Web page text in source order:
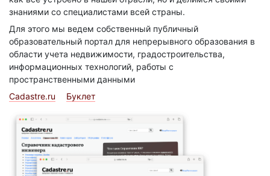
знаниями со специалистами всей страны.
Для этого мы ведем собственный публичный
образовательный портал для непрерывного образования в
области учета недвижимости, градостроительства,
информационных технологий, работы с
пространственными данными
Cadastre.ru
Буклет